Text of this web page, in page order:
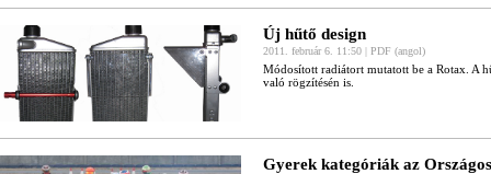
Új hűtő design
2011. február 6. 11:50 | PDF (angol)
Módosított radiátort mutatott be a Rotax. A
való rögzítésén is.
Gyerek kategóriák az